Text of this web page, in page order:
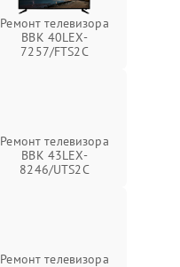
Ремонт телевизора
BBK 40LEX-
7257/FTS2C
Ремонт телевизора
BBK 43LEX-
8246/UTS2C
Ремонт телевизора